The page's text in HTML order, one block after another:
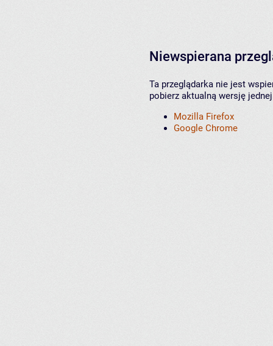
Niewspierana
Ta przeglądarka nie jest
pobierz aktualną wersję
Mozilla Firefox
Google Chrome